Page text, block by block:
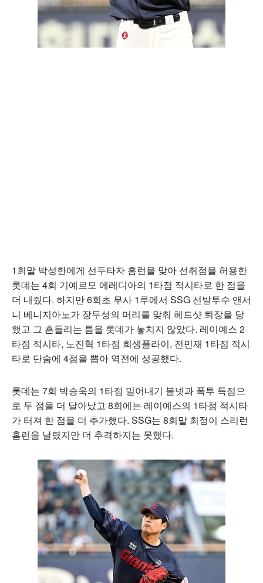
1회말 박성한에게 선두타자 홈런을 맞아 선취점을 허용한
롯데는 4회 기예르모 에레디아의 1타점 적시타로 한 점을
더 내줬다. 하지만 6회초 무사 1루에서 SSG 선발투수 앤서
니 베니지아노가 장두성의 머리를 맞춰 헤드샷 퇴장을 당
했고 그 흔들리는 틈을 롯데가 놓치지 않았다. 레이예스 2
타점 적시타, 노진혁 1타점 희생플라이, 전민재 1타점 적시
타로 단숨에 4점을 뽑아 역전에 성공했다.
롯데는 7회 박승욱의 1타점 밀어내기 볼넷과 폭투 득점으
로 두 점을 더 달아났고 8회에는 레이예스의 1타점 적시타
가 터져 한 점을 더 추가했다. SSG는 8회말 최정이 스리런
홈런을 날렸지만 더 추격하지는 못했다.